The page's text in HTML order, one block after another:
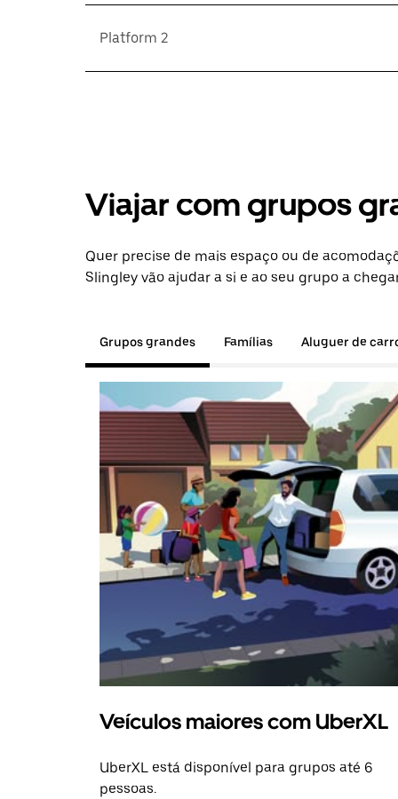
Platform 2
Viajar com grupos
Quer precise de mais espaço ou de
Slingley vão ajudar a si e ao seu grupo a
Grupos grandes Famílias Aluguer de
Veículos maiores com UberXL
UberXL está disponível para grupos até 6
pessoas.